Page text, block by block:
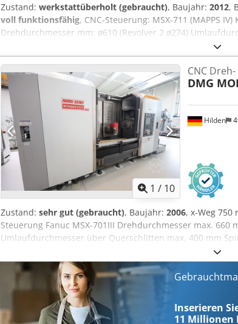
Zustand: werkstattüberholt (gebraucht), Baujahr: 2012,
voll funktionsfähig, CNC-Steuerung: MSX-711 (MAPPS
Drehdurchmesser mm: ø610 (Revolver 2 ø274)
Umlaufdurchmesser über Querschlitten mm: ø660
Spezifikation Verfahrweg X-Achse mm: 495 Verfahrweg
Cedpfswztq Eox Aivorf B-Achse Grad: ±120°
(10 Min./Dauerbetrieb) Werkzeugmagazin Magazinplätze:
Revolver Anzahl Werkzeugplätze St.: 10 Wechselzeit s:
Antriebsleistung Hauptspindel kW: 22/18,5 (30 Min./
5.000 Antriebsleistung Gegenspindel kW: 22/18,5 (30
Reitstock-Option Elektronisches Handrad Schnittstelle
für Spannfutter und Werkzeugspitze Automatisches
Stangenlader-Schnittstelle Wälzfräsfunktion
1 / 10
Hilden
CNC
DMG
Zustand: sehr gut (gebraucht), Baujahr: 2006, x-Weg 750
Steuerung Fanuc MSX-701III Drehdurchmesser max. 660
Umlaufdurchmesser über Querschlitten max. 400 mm
mit 40 Plätzen Revolver 10 Fach Gesamtleistungsbedarf
ca. 5301 x 2997 x 2788 mm Kapazität:
mm Umlaufdurchmesser über Querschlitten (Revolver 2):
(Werkzeugspindel 1): 660 mm Max. Drehdurchmesser
Werkstücklänge: 1498 mm Csdpfxsy Spuuj Aivorf Max.
(Werkzeugspindel): 750 mm Y Achse (Werkzeugspindel):
Inserieren
11 Millionen